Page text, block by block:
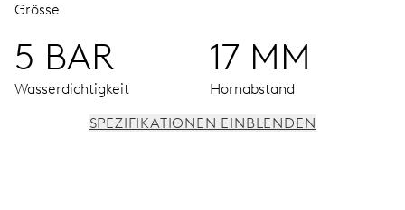
Grösse
5 BAR
Wasserdichtigkeit
17 MM
Hornabstand
SPEZIFIKATIONEN EINBLENDEN